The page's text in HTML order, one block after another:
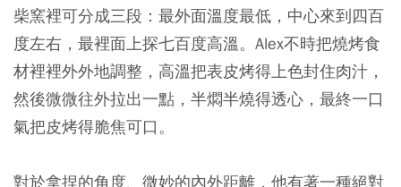
柴窯裡可分成三段：最外面溫度最低，中心來到四百
度左右，最裡面上探七百度高溫。Alex不時把燒烤食
材裡裡外外地調整，高溫把表皮烤得上色封住肉汁，
然後微微往外拉出一點，半燜半燒得透心，最終一口
氣把皮烤得脆焦可口。
對於拿捏的角度、微妙的內外距離，他有著一種絕對